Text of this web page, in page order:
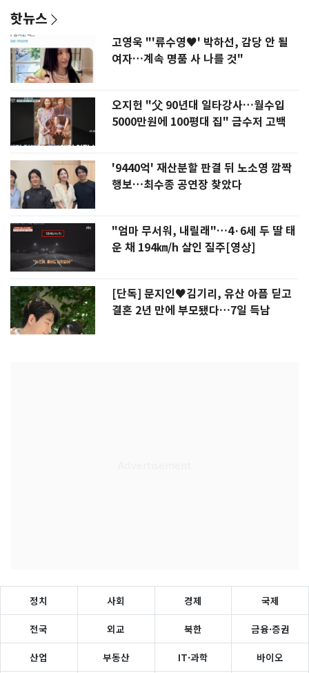
핫뉴스
고영욱 "'류수영♥' 박하선, 감당 안 될
여자…계속 명품 사 나를 것"
오지헌 "父 90년대 일타강사…월수입
5000만원에 100평대 집" 금수저 고백
'9440억' 재산분할 판결 뒤 노소영 깜짝
행보…최수종 공연장 찾았다
"엄마 무서워, 내릴래"…4·6세 두 딸 태
운 채 194㎞/h 살인 질주[영상]
[단독] 문지인♥김기리, 유산 아픔 딛고
결혼 2년 만에 부모됐다…7일 득남
정치 사회 경제 국제
전국 외교 북한 금융·증권
산업 부동산 IT·과학 바이오